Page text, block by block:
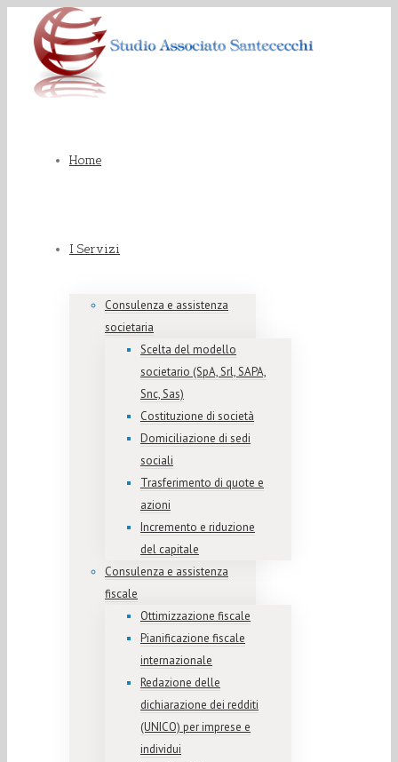
Home
I Servizi
Consulenza e assistenza
societaria
Scelta del modello
societario (SpA, Srl, SAPA,
Snc, Sas)
Costituzione di società
Domiciliazione di sedi
sociali
Trasferimento di quote e
azioni
Incremento e riduzione
del capitale
Consulenza e assistenza
fiscale
Ottimizzazione fiscale
Pianificazione fiscale
internazionale
Redazione delle
dichiarazione dei redditi
(UNICO) per imprese e
individui